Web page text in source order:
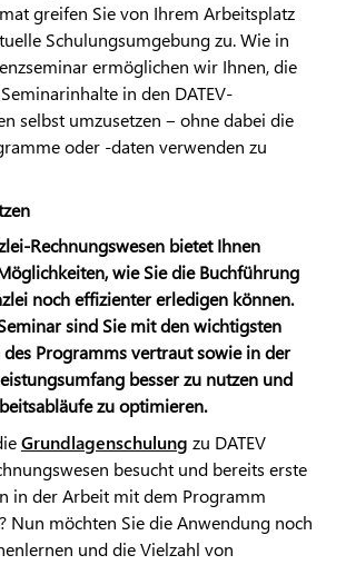
greifen Sie von Ihrem Arbeitsplatz
Schulungsumgebung zu. Wie in
ermöglichen wir Ihnen, die
in den DATEV-
selbst umzusetzen ‒ ohne dabei die
oder -daten verwenden zu
Rechnungswesen bietet Ihnen
wie Sie die Buchführung
noch effizienter erledigen können.
sind Sie mit den wichtigsten
Programms vertraut sowie in der
besser zu nutzen und
zu optimieren.
Grundlagenschulung zu DATEV
besucht und bereits erste
in der Arbeit mit dem Programm
Nun möchten Sie die Anwendung noch
und die Vielzahl von